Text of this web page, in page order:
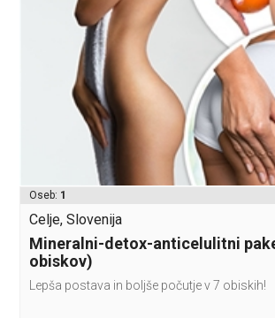
Oseb: 1
Celje, Slovenija
Mineralni-detox-anticelulitni
obiskov)
Lepša postava in boljše počutje v 7 obiskih!